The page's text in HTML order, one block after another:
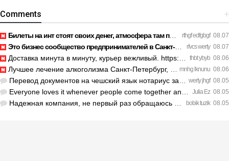
+
Comments
rthgf edfgbgf 08.07
Билеты на инт стоят своих денег, атмосфера там просто непере…
rfvcs werty 08.07
Это бизнес сообщество предпринимателей в Санкт-Петербурге эк…
thbt ybyb 08.06
Доставка минута в минуту, курьер вежливый. https://legaldir.…
mnhg lknunu 08.06
Лучшее лечение алкоголизма Санкт-Петербург, специалисты букв…
werty jhgf 08.05
Перевод документов на чешский язык нотариус заверил с первог…
Julia Ez 08.05
Everyone loves it whenever people come together and share op…
bobik tuzik 08.05
Надежная компания, не первый раз обращаюсь к ним за обслужив…